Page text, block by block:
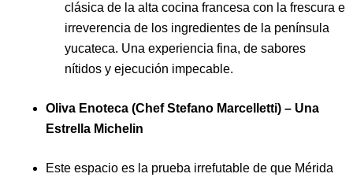
clásica de la alta cocina francesa con la frescura e
irreverencia de los ingredientes de la península
yucateca. Una experiencia fina, de sabores
nítidos y ejecución impecable.
Oliva Enoteca (Chef Stefano Marcelletti) – Una
Estrella Michelin
Este espacio es la prueba irrefutable de que Mérida